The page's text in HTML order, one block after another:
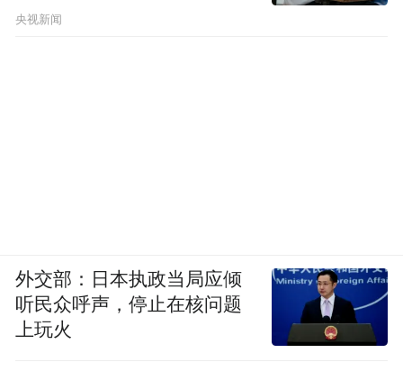
央视新闻
外交部：日本执政当局应倾
听民众呼声，停止在核问题
上玩火